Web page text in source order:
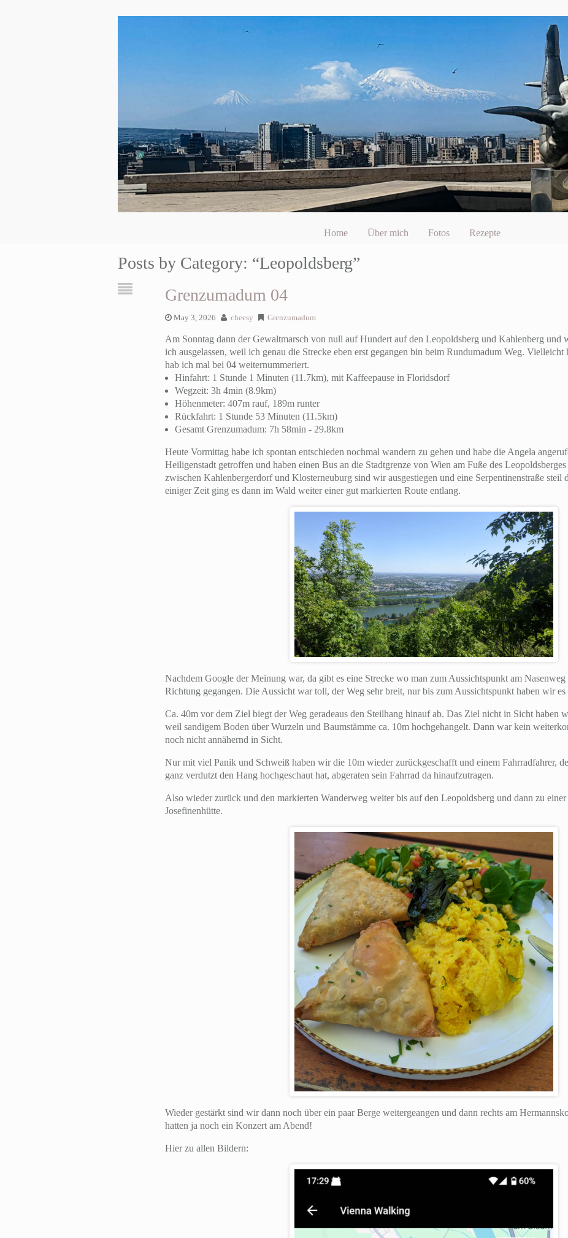
Home Über mich Fotos Rezepte
Posts by Category: “Leopoldsberg”
Grenzumadum 04
May 3, 2026 cheesy Grenzumadum
Am Sonntag dann der Gewaltmarsch von null auf Hundert auf den Leopoldsberg und Kahlenberg und
ich ausgelassen, weil ich genau die Strecke eben erst gegangen bin beim Rundumadum Weg.
hab ich mal bei 04 weiternummeriert.
Hinfahrt: 1 Stunde 1 Minuten (11.7km), mit Kaffeepause in Floridsdorf
Wegzeit: 3h 4min (8.9km)
Höhenmeter: 407m rauf, 189m runter
Rückfahrt: 1 Stunde 53 Minuten (11.5km)
Gesamt Grenzumadum: 7h 58min - 29.8km
Heute Vormittag habe ich spontan entschieden nochmal wandern zu gehen und habe die Angela
Heiligenstadt getroffen und haben einen Bus an die Stadtgrenze von Wien am Fuße des
zwischen Kahlenbergerdorf und Klosterneuburg sind wir ausgestiegen und eine Serpentinenstraße steil
einiger Zeit ging es dann im Wald weiter einer gut markierten Route entlang.
Nachdem Google der Meinung war, da gibt es eine Strecke wo man zum Aussichtspunkt am
Richtung gegangen. Die Aussicht war toll, der Weg sehr breit, nur bis zum Aussichtspunkt haben wir es
Ca. 40m vor dem Ziel biegt der Weg geradeaus den Steilhang hinauf ab. Das Ziel nicht in Sicht haben
weil sandigem Boden über Wurzeln und Baumstämme ca. 10m hochgehangelt. Dann war kein
noch nicht annähernd in Sicht.
Nur mit viel Panik und Schweiß haben wir die 10m wieder zurückgeschafft und einem Fahrradfahrer,
ganz verdutzt den Hang hochgeschaut hat, abgeraten sein Fahrrad da hinaufzutragen.
Also wieder zurück und den markierten Wanderweg weiter bis auf den Leopoldsberg und dann zu
Josefinenhütte.
Wieder gestärkt sind wir dann noch über ein paar Berge weitergeangen und dann rechts am
hatten ja noch ein Konzert am Abend!
Hier zu allen Bildern: